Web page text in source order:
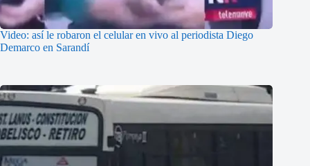
Video: así le robaron el celular en vivo al periodista Diego
Demarco en Sarandí